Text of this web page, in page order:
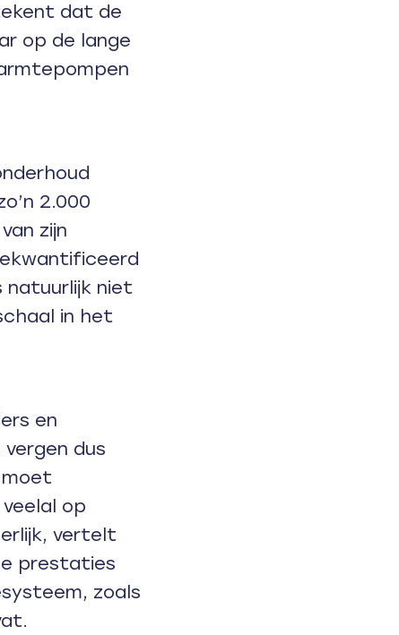
dat de
op de lange
2.000
zijn
natuurlijk niet
in het
en
dus
moet
op
vertelt
prestaties
zoals